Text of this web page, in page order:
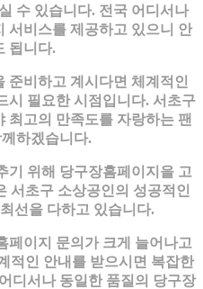
수 있습니다. 전국 어디서나
서비스를 제공하고 있으니 안
됩니다.
준비하고 계시다면 체계적인
시 필요한 시점입니다. 서초구
최고의 만족도를 자랑하는 팬
하겠습니다.
기 위해 당구장홈페이지을 고
서초구 소상공인의 성공적인
선을 다하고 있습니다.
페이지 문의가 크게 늘어나고
적인 안내를 받으시면 복잡한
디서나 동일한 품질의 당구장